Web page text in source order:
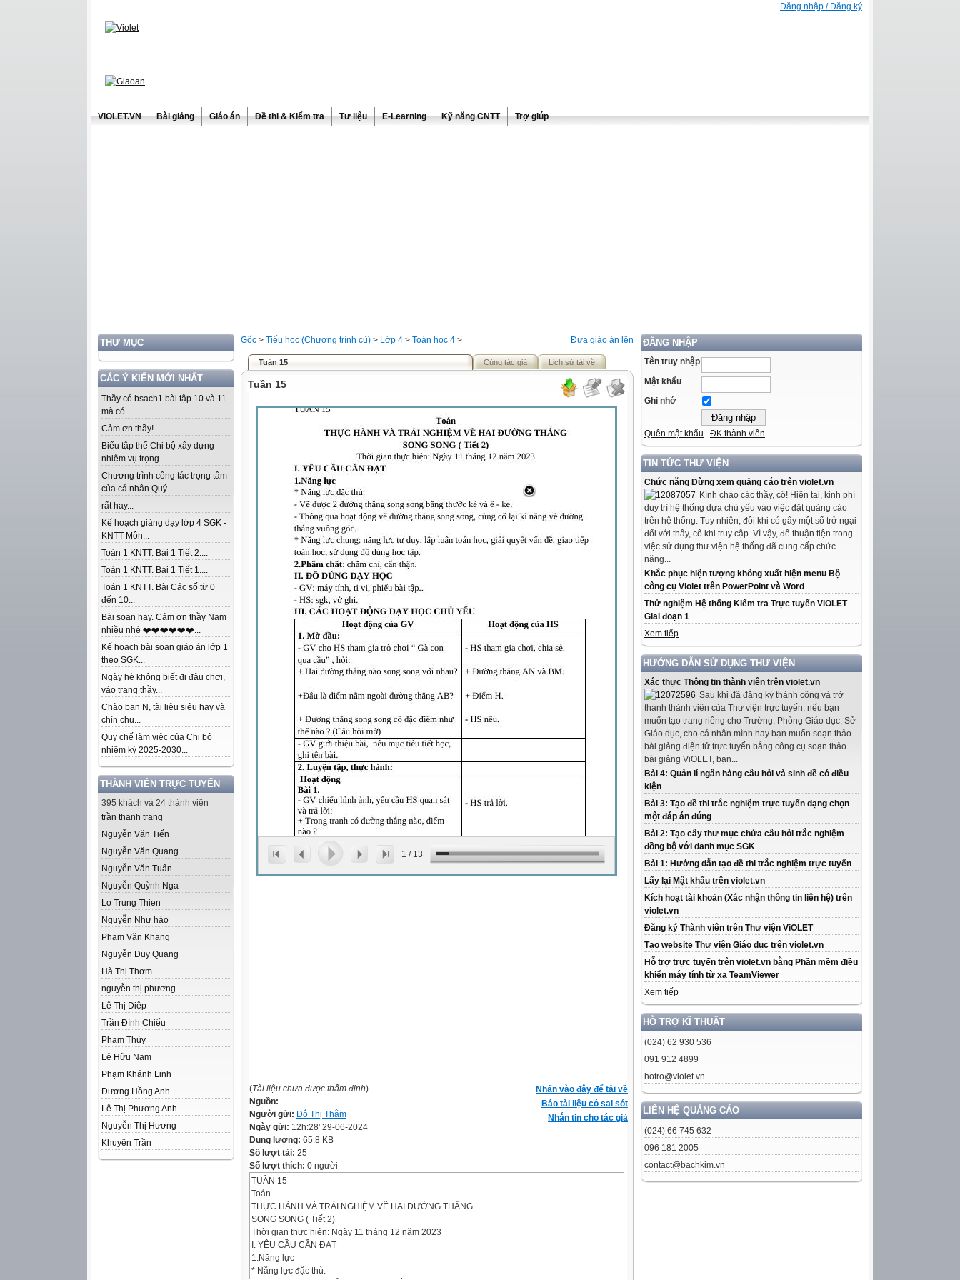
Đăng nhập / Đăng ký
ViOLET.VN Bài giảng Giáo án Đề thi & Kiểm tra Tư liệu E-Learning Kỹ năng CNTT Trợ giúp
THƯ MỤC
CÁC Ý KIẾN MỚI NHẤT
Thầy có bsach1 bài tập 10 và 11
mà có...
Cảm ơn thầy!...
Biểu tập thể Chi bộ xây dựng
nhiệm vụ trọng...
Chương trình công tác trọng tâm
của cá nhân Quý...
rất hay...
Kế hoạch giảng dạy lớp 4 SGK -
KNTT Môn...
Toán 1 KNTT. Bài 1 Tiết 2....
Toán 1 KNTT. Bài 1 Tiết 1....
Toán 1 KNTT. Bài Các số từ 0
đến 10...
Bài soạn hay. Cảm ơn thầy Nam
nhiều nhé ❤️❤️❤️❤️❤️❤️...
Kế hoạch bài soạn giáo án lớp 1
theo SGK...
Ngày hè không biết đi đâu chơi,
vào trang thầy...
Chào bạn N, tài liệu siêu hay và
chỉn chu...
Quy chế làm việc của Chi bộ
nhiệm kỳ 2025-2030...
THÀNH VIÊN TRỰC TUYẾN
395 khách và 24 thành viên
trần thanh trang
Nguyễn Văn Tiến
Nguyễn Văn Quang
Nguyễn Văn Tuấn
Nguyễn Quỳnh Nga
Lo Trung Thien
Nguyễn Như hảo
Phạm Văn Khang
Nguyễn Duy Quang
Hà Thị Thơm
nguyễn thị phương
Lê Thị Diệp
Trần Đình Chiểu
Phạm Thủy
Lê Hữu Nam
Phạm Khánh Linh
Dương Hồng Anh
Lê Thị Phương Anh
Nguyễn Thị Hương
Khuyên Trần
ĐĂNG NHẬP
Tên truy nhập
Mật khẩu
Ghi nhớ
Quên mật khẩu ĐK thành viên
TIN TỨC THƯ VIỆN
Chức năng Dừng xem quảng cáo trên violet.vn
Kính chào các thầy, cô! Hiện tại, kinh phí
duy trì hệ thống dựa chủ yếu vào việc đặt quảng cáo
trên hệ thống. Tuy nhiên, đôi khi có gây một số trở ngại
đối với thầy, cô khi truy cập. Vì vậy, để thuận tiện trong
việc sử dụng thư viện hệ thống đã cung cấp chức
năng...
Khắc phục hiện tượng không xuất hiện menu Bộ
công cụ Violet trên PowerPoint và Word
Thử nghiệm Hệ thống Kiểm tra Trực tuyến ViOLET
Giai đoạn 1
Xem tiếp
HƯỚNG DẪN SỬ DỤNG THƯ VIỆN
Xác thực Thông tin thành viên trên violet.vn
Sau khi đã đăng ký thành công và trở
thành thành viên của Thư viện trực tuyến, nếu bạn
muốn tạo trang riêng cho Trường, Phòng Giáo dục, Sở
Giáo dục, cho cá nhân mình hay bạn muốn soạn thảo
bài giảng điện tử trực tuyến bằng công cụ soạn thảo
bài giảng ViOLET, bạn...
Bài 4: Quản lí ngân hàng câu hỏi và sinh đề có điều
kiện
Bài 3: Tạo đề thi trắc nghiệm trực tuyến dạng chọn
một đáp án đúng
Bài 2: Tạo cây thư mục chứa câu hỏi trắc nghiệm
đồng bộ với danh mục SGK
Bài 1: Hướng dẫn tạo đề thi trắc nghiệm trực tuyến
Lấy lại Mật khẩu trên violet.vn
Kích hoạt tài khoản (Xác nhận thông tin liên hệ) trên
violet.vn
Đăng ký Thành viên trên Thư viện ViOLET
Tạo website Thư viện Giáo dục trên violet.vn
Hỗ trợ trực tuyến trên violet.vn bằng Phần mềm điều
khiển máy tính từ xa TeamViewer
Xem tiếp
HỖ TRỢ KĨ THUẬT
(024) 62 930 536
091 912 4899
hotro@violet.vn
LIÊN HỆ QUẢNG CÁO
(024) 66 745 632
096 181 2005
contact@bachkim.vn
Đưa giáo án lên
Gốc > Tiểu học (Chương trình cũ) > Lớp 4 > Toán học 4 >
Tuần 15 Cùng tác giả Lịch sử tải về
Tuần 15
1 / 13
Nhấn vào đây để tải về
Báo tài liệu có sai sót
Nhắn tin cho tác giả
(Tài liệu chưa được thẩm định)
Nguồn:
Người gửi: Đỗ Thị Thắm
Ngày gửi: 12h:28' 29-06-2024
Dung lượng: 65.8 KB
Số lượt tải: 25
Số lượt thích: 0 người
TUẦN 15
Toán
THỰC HÀNH VÀ TRẢI NGHIỆM VẼ HAI ĐƯỜNG THẲNG
SONG SONG ( Tiết 2)
Thời gian thực hiện: Ngày 11 tháng 12 năm 2023
I. YÊU CẦU CẦN ĐẠT
1.Năng lực
* Năng lực đặc thù: